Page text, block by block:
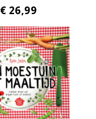
€ 26,99